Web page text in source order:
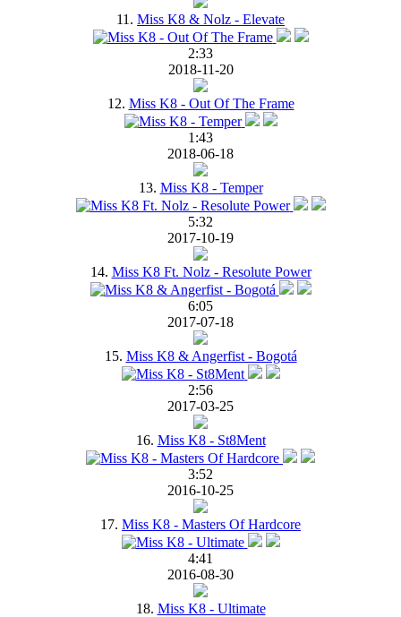
11. Miss K8 & Nolz - Elevate
2:33
2018-11-20
12. Miss K8 - Out Of The Frame
1:43
2018-06-18
13. Miss K8 - Temper
5:32
2017-10-19
14. Miss K8 Ft. Nolz - Resolute Power
6:05
2017-07-18
15. Miss K8 & Angerfist - Bogotá
2:56
2017-03-25
16. Miss K8 - St8Ment
3:52
2016-10-25
17. Miss K8 - Masters Of Hardcore
4:41
2016-08-30
18. Miss K8 - Ultimate